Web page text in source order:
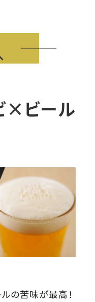
×ビール
の苦味が最高！